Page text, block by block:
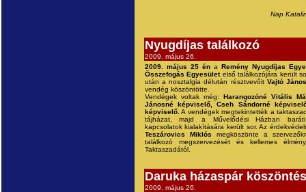
Nap
Nyugdíjas találkozó
2009. május 26.
2009.
május 25 éna Remény Nyugdíjas
Összefogás Egyesület első találkozójára került
után a nosztalgia délután résztvevőit Vajtó
vendég köszöntötte.
Vendégek voltak még: Harangozóné Vitális
Jánosné képviselő, Cseh Sándorné
képviselő. A vendégek megtekintették a
tájházat, majd a Művelődési Házban
kapcsolatok kialakítására került sor. Az
Teszárovics Miklós megköszönte a
találkozó megszervezését és kellemes
Taktaszadától.
Daruka házaspár
2009. május 26.